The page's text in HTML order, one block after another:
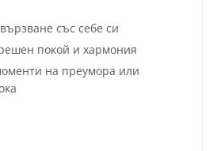
със себе си
покой и хармония
на преумора или